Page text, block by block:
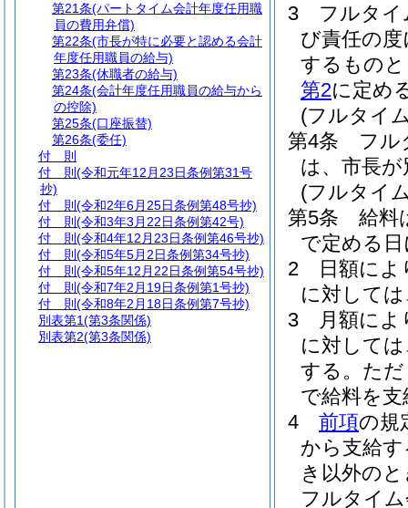
3
フルタイ
び責任の
するもの
第2に定め
(フルタイ
第4条
フル
は、市長
(フルタイ
第5条
給料
で定める
2
日額に
に対して
3
月額に
に対して
する。 た
で給料を
4
前項の規
から支給
き以外の
フルタイ
第21条(パートタイム会計年度任用職
員の費用弁償)
第22条(市長が特に必要と認める会計
年度任用職員の給与)
第23条(休職者の給与)
第24条(会計年度任用職員の給与から
の控除)
第25条(口座振替)
第26条(委任)
付 則
付 則 (令和元年12月23日条例第31号
抄)
付 則 (令和2年6月25日条例第48号抄)
付 則 (令和3年3月22日条例第42号)
付 則 (令和4年12月23日条例第46号抄)
付 則 (令和5年5月2日条例第34号抄)
付 則 (令和5年12月22日条例第54号抄)
付 則 (令和7年2月19日条例第1号抄)
付 則 (令和8年2月18日条例第7号抄)
別表第1(第3条関係)
別表第2(第3条関係)